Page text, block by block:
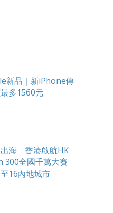
新品｜新iPhone傳
多1560元
海 香港啟航HK
300全國千萬大賽
16內地城市